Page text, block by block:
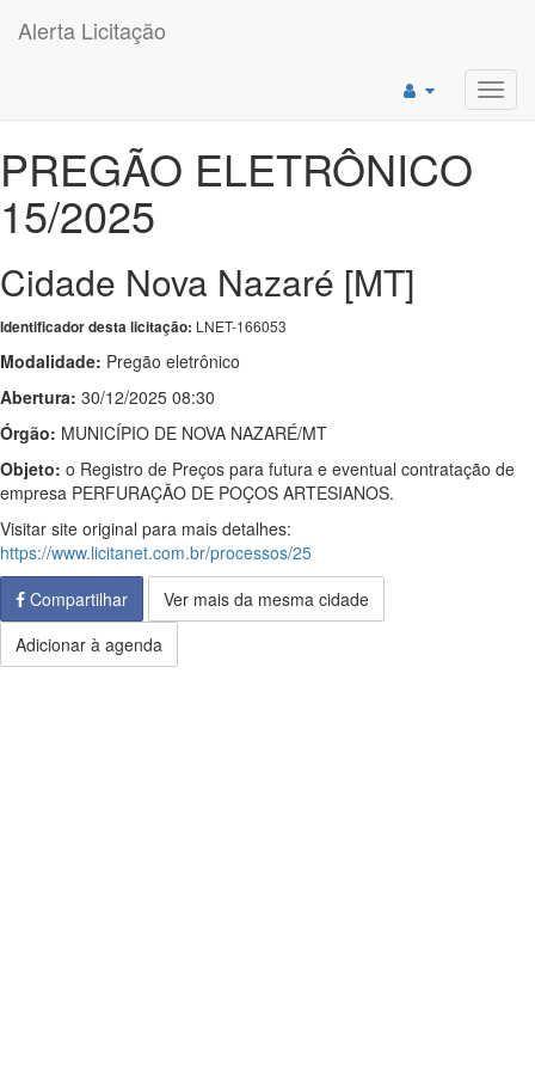
Alerta Licitação
PREGÃO ELETRÔNICO
15/2025
Cidade Nova Nazaré [MT]
Identificador desta licitação: LNET-166053
Modalidade: Pregão eletrônico
Abertura: 30/12/2025 08:30
Órgão: MUNICÍPIO DE NOVA NAZARÉ/MT
Objeto: o Registro de Preços para futura e eventual contratação de
empresa PERFURAÇÃO DE POÇOS ARTESIANOS.
Visitar site original para mais detalhes:
https://www.licitanet.com.br/processos/25
Compartilhar
Ver mais da mesma cidade
Adicionar à agenda